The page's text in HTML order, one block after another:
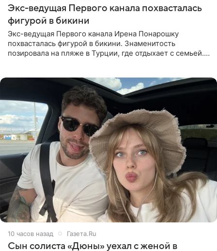
Экс-ведущая Первого канала похвасталась
фигурой в бикини
Экс-ведущая Первого канала Ирена Понарошку
похвасталась фигурой в бикини. Знаменитость
позировала на пляже в Турции, где отдыхает с семьей.
10 часов назад Газета.Ru
Сын солиста «Дюны» уехал с женой в